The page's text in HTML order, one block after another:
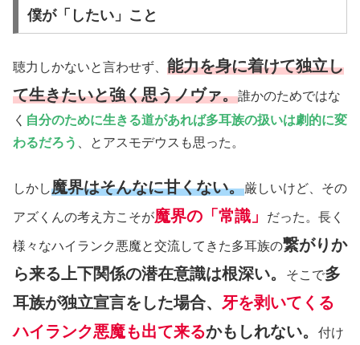
僕が「したい」こと
聴力しかないと言わせず、 能力を身に着けて独立し
て生きたいと強く思うノヴァ。誰かのためではな
く 自分のために生きる道があれば多耳族の扱いは劇的に変
わるだろう
、とアスモデウスも思った。
しかし魔界はそんなに甘くない。厳しいけど、その
アズくんの考え方こそが魔界の「常識」 だった。長く
様々なハイランク悪魔と交流してきた多耳族の繋がりか
ら来る上下関係の潜在意識は根深い。
そこで多
耳族が独立宣言をした場合、 牙を剥いてくる
ハイランク悪魔も出て来るかもしれない。
付け